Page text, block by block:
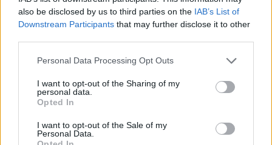
also be disclosed by us to third parties on the IAB’s List of
Downstream Participants that may further disclose it to other
Please note that this website/app uses one or more Google
not limited to your visit or usage behaviour. You may click to
grant or deny consent to Google and its third-party tags to
use your data for below specified purposes in below Google
consent section.
Personal Data Processing Opt Outs
I want to opt-out of the Sharing of my
personal data.
Opted In
I want to opt-out of the Sale of my
Personal Data.
Παράλληλα, η αύξηση ή μη της συμμέτοχης και η
νίκη ή όχι του κ Μπακογιάννη, θα δείξει κατά
πόσον το τελευταίο «ατυχές» τρίμηνο για την
κυβέρνηση, δεν έχει επηρεάσει τους ψηφοφόρους
απομακρυνθούν από τον πολιτικό της χώρο.
Δηλαδή, θα φανεί από το αποτέλεσμα, αν οι
νεοδημοκράτες ήθελαν απλώς να στείλουν ένα
προειδοποιητικό μήνυμα ή έχουν ήδη «σηκώσει